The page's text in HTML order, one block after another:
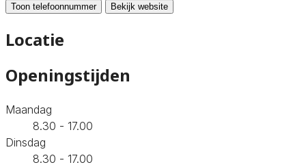
Toon telefoonnummer Bekijk website
Locatie
Openingstijden
Maandag
8.30 - 17.00
Dinsdag
8.30 - 17.00